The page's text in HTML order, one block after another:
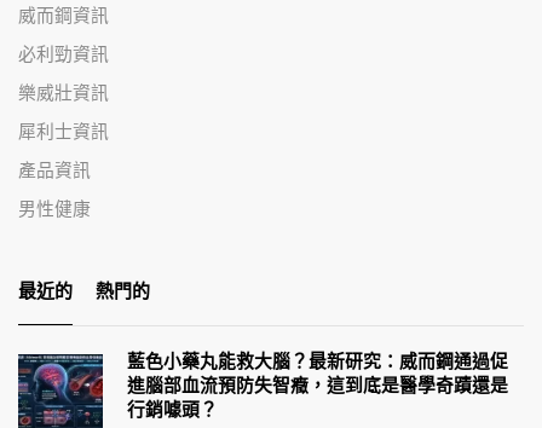
威而鋼資訊
必利勁資訊
樂威壯資訊
犀利士資訊
產品資訊
男性健康
最近的 熱門的
藍色小藥丸能救大腦？最新研究：威而鋼通過促
進腦部血流預防失智癥，這到底是醫學奇蹟還是
行銷噱頭？